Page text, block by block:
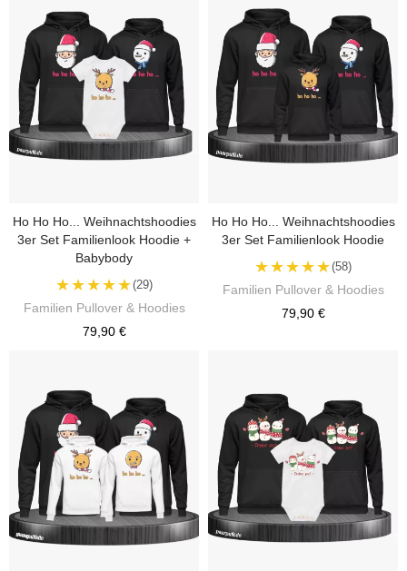
Ho Ho Ho... Weihnachtshoodies
3er Set Familienlook Hoodie +
Babybody
★★★★★(29)
Familien Pullover & Hoodies
79,90 €
Ho Ho Ho... Weihnachtshoodies
3er Set Familienlook Hoodie
★★★★★(58)
Familien Pullover & Hoodies
79,90 €